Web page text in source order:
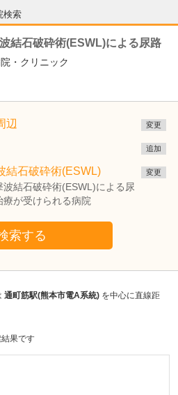
検索
結石破砕術(ESWL)による尿路
・クリニック
辺 変更
追加
結石破砕術(ESWL)
波結石破砕術(ESWL)による尿
療が受けられる病院
変更
索する
通町筋駅(熊本市電A系統) を中心に直線距
果です